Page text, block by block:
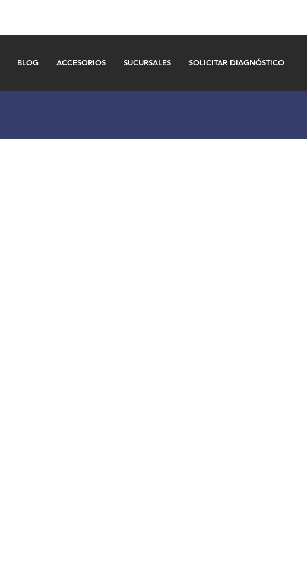
BLOG ACCESORIOS SUCURSALES SOLICITAR DIAGNÓSTICO